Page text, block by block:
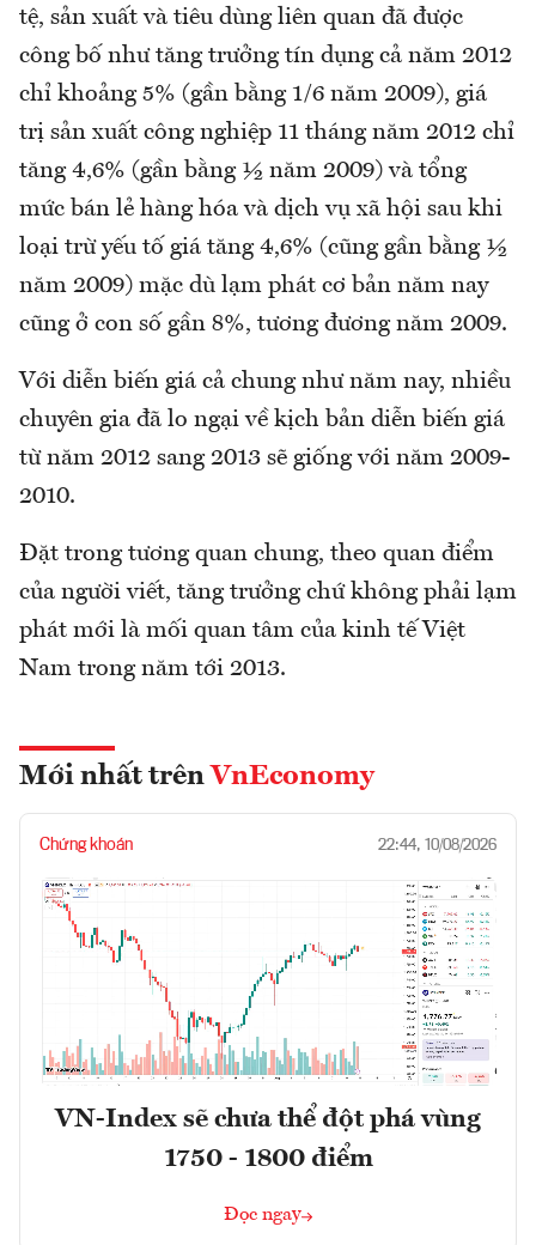
tệ, sản xuất và tiêu dùng liên quan đã được
công bố như tăng trưởng tín dụng cả năm 2012
chỉ khoảng 5% (gần bằng 1/6 năm 2009), giá
trị sản xuất công nghiệp 11 tháng năm 2012 chỉ
tăng 4,6% (gần bằng ½ năm 2009) và tổng
mức bán lẻ hàng hóa và dịch vụ xã hội sau khi
loại trừ yếu tố giá tăng 4,6% (cũng gần bằng ½
năm 2009) mặc dù lạm phát cơ bản năm nay
cũng ở con số gần 8%, tương đương năm 2009.
Với diễn biến giá cả chung như năm nay, nhiều
chuyên gia đã lo ngại về kịch bản diễn biến giá
từ năm 2012 sang 2013 sẽ giống với năm 2009-
2010.
Đặt trong tương quan chung, theo quan điểm
của người viết, tăng trưởng chứ không phải lạm
phát mới là mối quan tâm của kinh tế Việt
Nam trong năm tới 2013.
Mới nhất trên VnEconomy
Chứng khoán 22:44, 10/08/2026
VN-Index sẽ chưa thể đột phá vùng
1750 - 1800 điểm
Đọc ngay